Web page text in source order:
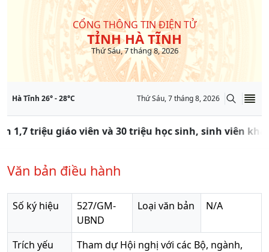
CỔNG THÔNG TIN ĐIỆN TỬ
TỈNH HÀ TĨNH
Thứ Sáu, 7 tháng 8, 2026
Hà Tĩnh 26° -28°C Thứ Sáu, 7 tháng 8, 2026
1,7 triệu giáo viên và 30 triệu học sinh, sinh viên
Văn bản điều hành
Số ký hiệu
527/GM-
UBND
Loại văn bản N/A
Trích yếu
Tham dự Hội nghị với các Bộ, ngành,